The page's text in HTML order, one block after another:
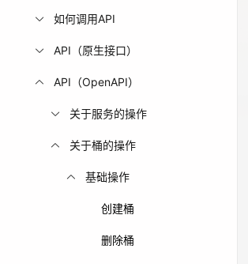
如何调用API
API（原生接口）
API（OpenAPI）
关于服务的操作
关于桶的操作
基础操作
创建桶
删除桶